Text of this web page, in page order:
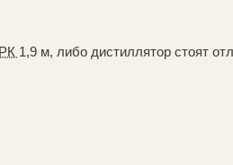
1,9 м, либо дистиллятор стоят